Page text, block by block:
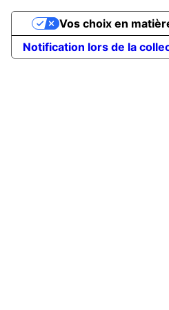
Notification lors de la
Vos choix en